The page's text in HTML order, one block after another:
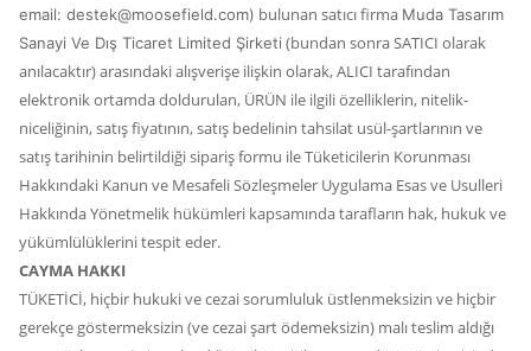
email: destek@moosefield.com) bulunan satıcı firma Muda Tasarım
Sanayi Ve Dış Ticaret Limited Şirketi (bundan sonra SATICI olarak
anılacaktır) arasındaki alışverişe ilişkin olarak, ALICI tarafından
elektronik ortamda doldurulan, ÜRÜN ile ilgili özelliklerin, nitelik-
niceliğinin, satış fiyatının, satış bedelinin tahsilat usül-şartlarının ve
satış tarihinin belirtildiği sipariş formu ile Tüketicilerin Korunması
Hakkındaki Kanun ve Mesafeli Sözleşmeler Uygulama Esas ve Usulleri
Hakkında Yönetmelik hükümleri kapsamında tarafların hak, hukuk ve
yükümlülüklerini tespit eder.
CAYMA HAKKI
TÜKETİCİ, hiçbir hukuki ve cezai sorumluluk üstlenmeksizin ve hiçbir
gerekçe göstermeksizin (ve cezai şart ödemeksizin) malı teslim aldığı